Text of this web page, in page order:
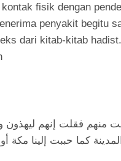
fisik dengan
penyakit begitu
dari kitab-kitab
منهم فقلت إنهم ليهذون
كما حببت إلينا مكة